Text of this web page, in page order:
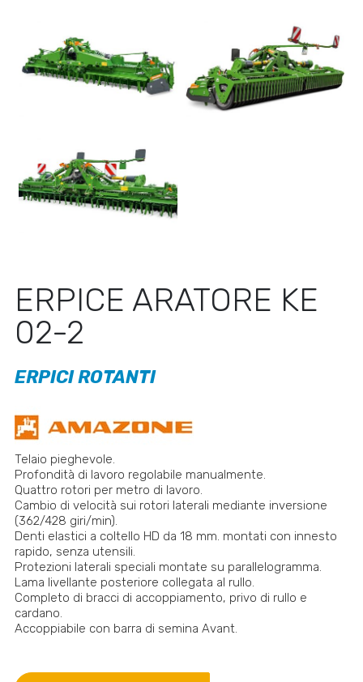
ERPICE ARATORE KE
02-2
ERPICI ROTANTI
Telaio pieghevole.
Profondità di lavoro regolabile manualmente.
Quattro rotori per metro di lavoro.
Cambio di velocità sui rotori laterali mediante inversione
(362/428 giri/min).
Denti elastici a coltello HD da 18 mm. montati con innesto
rapido, senza utensili.
Protezioni laterali speciali montate su parallelogramma.
Lama livellante posteriore collegata al rullo.
Completo di bracci di accoppiamento, privo di rullo e
cardano.
Accoppiabile con barra di semina Avant.